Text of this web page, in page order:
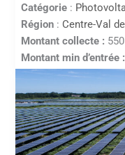
Catégorie :
Région : Centre-Val
Montant collecte :
Montant min d’entrée :